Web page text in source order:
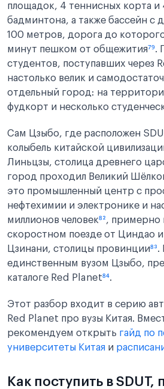
площадок, 4 теннисных корта и
бадминтона, а также бассейн с
100 метров, дорога до
минут пешком от общежития⁷⁹.
студентов, поступавших через
настолько велик и
отдельный город: на
фудкорт и несколько
Сам Цзыбо, где расположен
колыбель китайской
Линьцзы, столица древнего
город проходил Великий
это промышленный центр с
нефтехимии и электронике и
миллионов человек⁸², примерно
скоростном поезде от Циндао и
Цзинани, столицы провинции⁸³.
единственным вузом Цзыбо,
каталоге Red Planet⁸⁴.
Этот разбор входит в серию
Red Planet про вузы Китая.
рекомендуем открыть гайд по
университеты Китая и
Как поступить в SDUT,